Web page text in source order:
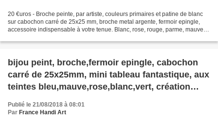
20 €uros - Broche peinte, par artiste, couleurs primaires et patine de blanc
sur cabochon carré de 25x25 mm, broche metal argente, fermoir epingle,
accessoire indispensable à votre tenue. Blanc, rose, rouge, parme, mauve,
bijou peint, broche,fermoir epingle, cabochon
carré de 25x25mm, mini tableau fantastique, aux
teintes bleu,mauve,rose,blanc,vert, création
française, pièce unique, oeuvre originale LACIK
Publié le 21/08/2018 à 08:01
Par France Handi Art